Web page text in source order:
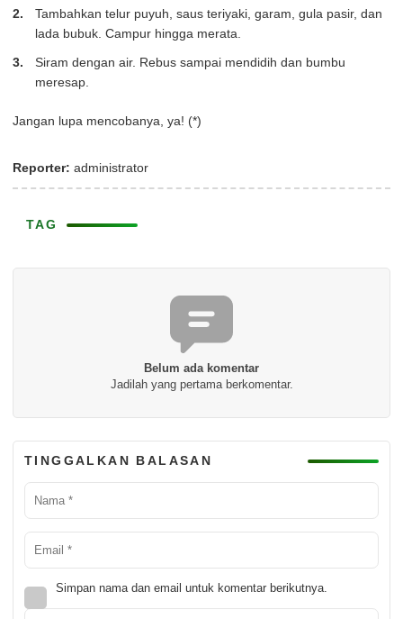
Tambahkan telur puyuh, saus teriyaki, garam, gula pasir, dan
lada bubuk. Campur hingga merata.
Siram dengan air. Rebus sampai mendidih dan bumbu
meresap.
Jangan lupa mencobanya, ya! (*)
Reporter: administrator
TAG
Belum ada komentar
Jadilah yang pertama berkomentar.
TINGGALKAN BALASAN
Simpan nama dan email untuk komentar berikutnya.